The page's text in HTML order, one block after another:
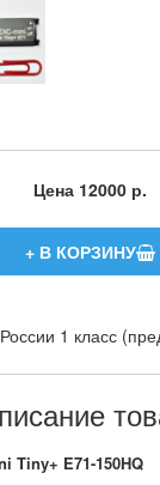
Цена 12000 р.
1 класс
Tiny+ E71-150HQ